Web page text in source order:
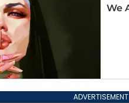
ADVERTISEMENT